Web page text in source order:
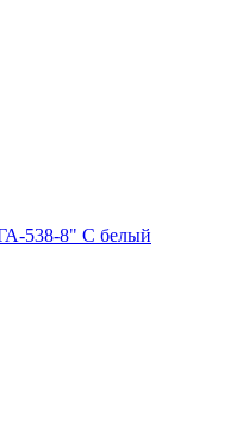
538-8" C белый